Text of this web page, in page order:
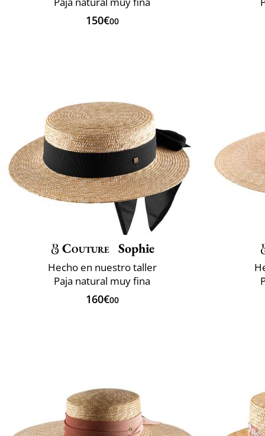
150€00
Couture Sophie
Hecho en nuestro taller
Paja natural muy fina
160€00